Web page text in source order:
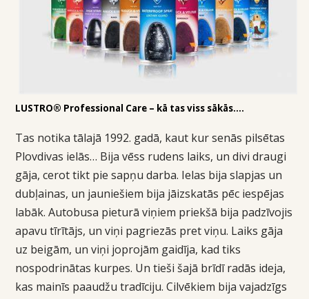
LUSTRO® Professional Care – kā tas viss sākās….
Tas notika tālajā 1992. gadā, kaut kur senās pilsētas
Plovdivas ielās… Bija vēss rudens laiks, un divi draugi
gāja, cerot tikt pie sapņu darba. Ielas bija slapjas un
dubļainas, un jauniešiem bija jāizskatās pēc iespējas
labāk. Autobusa pieturā viņiem priekšā bija padzīvojis
apavu tīrītājs, un viņi pagriezās pret viņu. Laiks gāja
uz beigām, un viņi joprojām gaidīja, kad tiks
nospodrinātas kurpes. Un tieši šajā brīdī radās ideja,
kas mainīs paaudžu tradīciju. Cilvēkiem bija vajadzīgs